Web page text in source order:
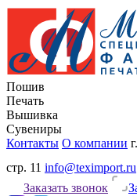
Пошив
Печать
Вышивка
Сувениры
Контакты О компании
стр. 11 info@teximport.ru
Заказать звонок